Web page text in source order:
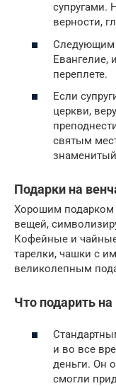
супругами.
верности,
Следующим
Евангелие,
переплете.
Если
церкви,
святым
Подарки на
Хорошим подарком
вещей,
Кофейные и
тарелки, чашки с
великолепным
Что подарить
и во все
деньги. Он
смогли